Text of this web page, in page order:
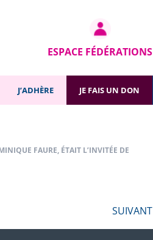
ESPACE FÉDÉRATIONS
J’ADHÈRE JE FAIS UN DON
FAURE, ÉTAIT L’INVITÉE DE
SUIVANT